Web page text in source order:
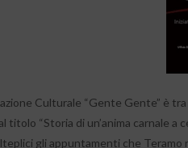
Culturale “Gente Gente” è
titolo “Storia di un’anima carnale
gli appuntamenti che Teramo